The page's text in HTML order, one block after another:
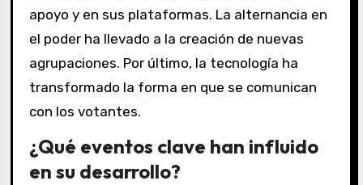
apoyo y en sus plataformas. La alternancia en
el poder ha llevado a la creación de nuevas
agrupaciones. Por último, la tecnología ha
transformado la forma en que se comunican
con los votantes.
¿Qué eventos clave han influido
en su desarrollo?